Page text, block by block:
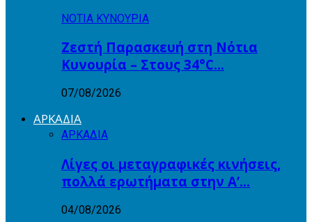
ΝΟΤΙΑ ΚΥΝΟΥΡΙΑ
Ζεστή Παρασκευή στη Νότια
Κυνουρία – Στους 34°C…
07/08/2026
ΑΡΚΑΔΙΑ
ΑΡΚΑΔΙΑ
Λίγες οι μεταγραφικές κινήσεις,
πολλά ερωτήματα στην Α’…
04/08/2026